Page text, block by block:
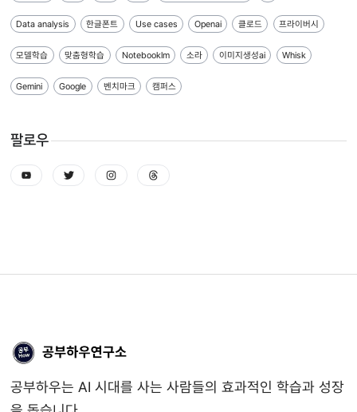
Data analysis 한글폰트 Use cases Openai 클로드 프라이버시
모델학습 맞춤형학습 Notebooklm 소라 이미지생성ai Whisk
Gemini Google 벤치마크 캠퍼스
팔로우
youtubetwitter instagramthreads
공부하우는 AI 시대를 사는 사람들의 효과적인 학습과 성장